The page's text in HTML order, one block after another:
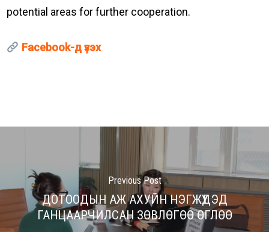
potential areas for further cooperation.
Facebook-д үзэх
Previous Post
ДОТООДЫН АЖ АХУЙН НЭГЖҮҮДЭД
ГАНЦААРЧИЛСАН ЗӨВЛӨГӨӨ ӨГЛӨӨ